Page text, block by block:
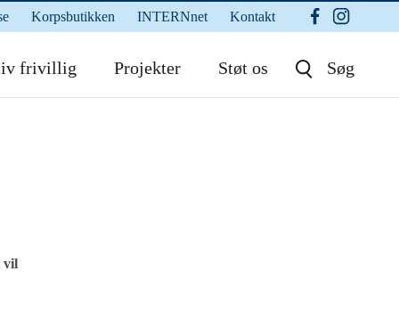
Korpsbutikken INTERNnet Kontakt
Søg
frivillig Projekter Støt os
vil